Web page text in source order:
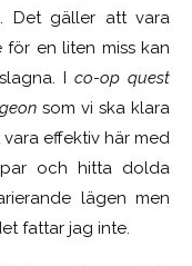
Det gäller att vara
en liten miss kan
Ico-op quest
som vi ska klara
effektiv här med
och hitta dolda
lägen men
fattar jag inte.